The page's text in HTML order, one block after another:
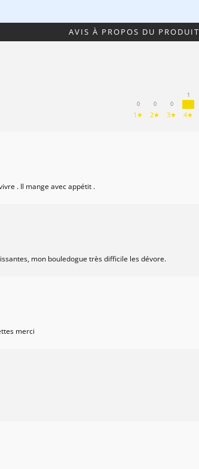
AVIS À PROPOS DU PRODUIT
0
1★
0
2★
0
3★
1
4★
. Il mange avec appétit .
mon bouledogue très difficile les dévore.
merci